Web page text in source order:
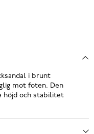
i brunt
mot foten. Den
höjd och stabilitet